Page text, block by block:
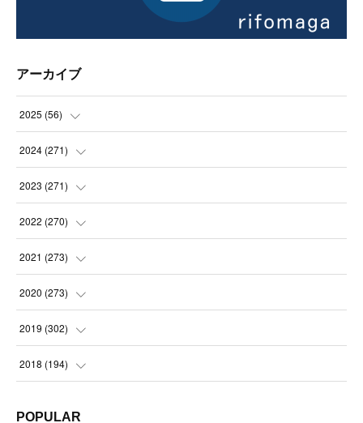
アーカイブ
2025 (56)
(14
(21
(21
2024 (271)
(21
(22
(23
(22
2023 (271)
(22
(23
(23
(21
2022 (270)
(23
(23
(22
(23
2021 (273)
(24
(23
(22
2020 (273)
(24
(22
2019 (302)
(23
2018 (194)
POPULAR